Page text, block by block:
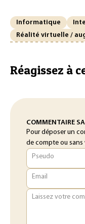
Informatique
Réalité virtuelle /
Réagissez à
COMMENTAIRE
Pour déposer un
de compte ou sans
Pseudo
Email
Laissez votre